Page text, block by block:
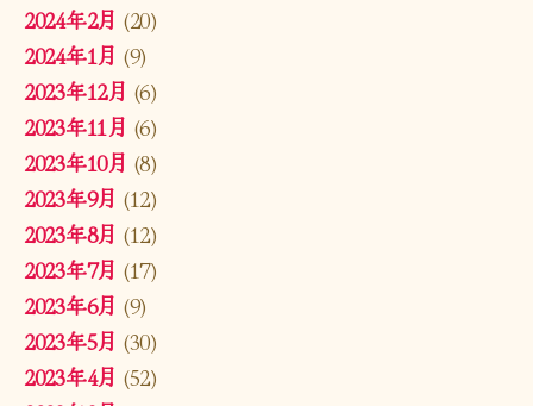
2024年2月 (20)
2024年1月 (9)
2023年12月 (6)
2023年11月 (6)
2023年10月 (8)
2023年9月 (12)
2023年8月 (12)
2023年7月 (17)
2023年6月 (9)
2023年5月 (30)
2023年4月 (52)